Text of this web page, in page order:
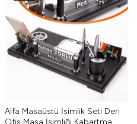
Alfa Masaüstü İsimlik Seti Deri
Ofis Masa İsimliği Kabartma